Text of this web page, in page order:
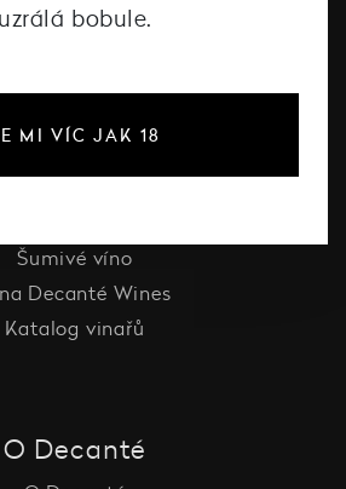
Šumivé víno
Decanté Wines
Katalog vinařů
O Decanté
uzrálá bobule.
MI VÍC JAK 18